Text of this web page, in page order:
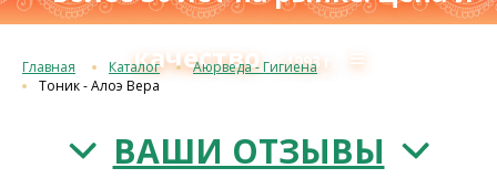
качествос 1993 г. ≡
Главная Каталог
Аюрведа - Гигиена
Тоник - Алоэ Вера
ВАШИ ОТЗЫВЫ